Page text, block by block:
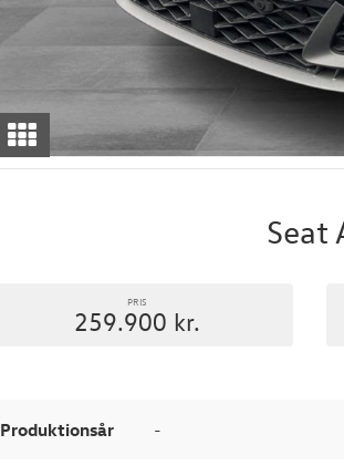
Seat
PRIS
259.900 kr.
Produktionsår -